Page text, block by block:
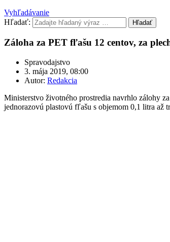
Vyhľadávanie
Hľadať:
Hľadať
Záloha za PET fľašu 12 centov, za
Spravodajstvo
3. mája 2019, 08:00
Autor: Redakcia
Ministerstvo životného prostredia navrhlo zálohy
jednorazovú plastovú fľašu s objemom 0,1 litra